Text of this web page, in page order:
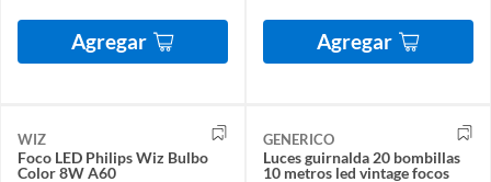
Agregar Agregar
WIZ
Foco LED Philips Wiz Bulbo
Color 8W A60
GENERICO
Luces guirnalda 20 bombillas
10 metros led vintage focos